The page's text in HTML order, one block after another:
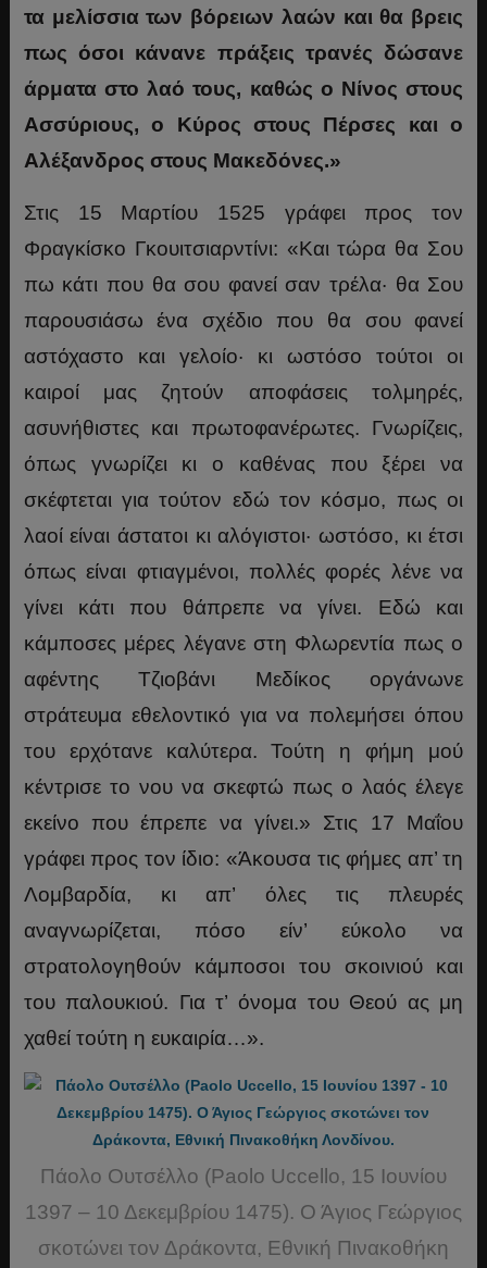
τα μελίσσια των βόρειων λαών και θα βρεις
πως όσοι κάνανε πράξεις τρανές δώσανε
άρματα στο λαό τους, καθώς ο Νίνος στους
Ασσύριους, ο Κύρος στους Πέρσες και ο
Αλέξανδρος στους Μακεδόνες.»
Στις 15 Μαρτίου 1525 γράφει προς τον
Φραγκίσκο Γκουιτσιαρντίνι: «Και τώρα θα Σου
πω κάτι που θα σου φανεί σαν τρέλα· θα Σου
παρουσιάσω ένα σχέδιο που θα σου φανεί
αστόχαστο και γελοίο· κι ωστόσο τούτοι οι
καιροί μας ζητούν αποφάσεις τολμηρές,
ασυνήθιστες και πρωτοφανέρωτες. Γνωρίζεις,
όπως γνωρίζει κι ο καθένας που ξέρει να
σκέφτεται για τούτον εδώ τον κόσμο, πως οι
λαοί είναι άστατοι κι αλόγιστοι· ωστόσο, κι έτσι
όπως είναι φτιαγμένοι, πολλές φορές λένε να
γίνει κάτι που θάπρεπε να γίνει. Εδώ και
κάμποσες μέρες λέγανε στη Φλωρεντία πως ο
αφέντης Τζιοβάνι Μεδίκος οργάνωνε
στράτευμα εθελοντικό για να πολεμήσει όπου
του ερχότανε καλύτερα. Τούτη η φήμη μού
κέντρισε το νου να σκεφτώ πως ο λαός έλεγε
εκείνο που έπρεπε να γίνει.» Στις 17 Μαΐου
γράφει προς τον ίδιο: «Άκουσα τις φήμες απ’ τη
Λομβαρδία, κι απ’ όλες τις πλευρές
αναγνωρίζεται, πόσο είν’ εύκολο να
στρατολογηθούν κάμποσοι του σκοινιού και
του παλουκιού. Για τ’ όνομα του Θεού ας μη
χαθεί τούτη η ευκαιρία…».
Πάολο Ουτσέλλο (Paolo Uccello, 15 Ιουνίου
1397 – 10 Δεκεμβρίου 1475). Ο Άγιος Γεώργιος
σκοτώνει τον Δράκοντα, Εθνική Πινακοθήκη